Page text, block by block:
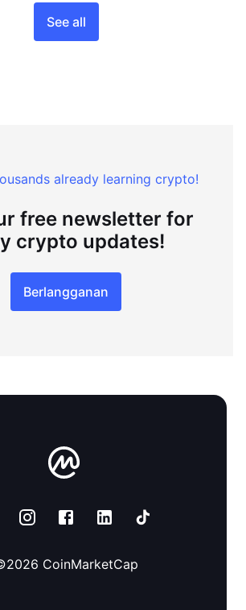
See all
already learning crypto!
free newsletter for
crypto updates!
Berlangganan
2026 CoinMarketCap